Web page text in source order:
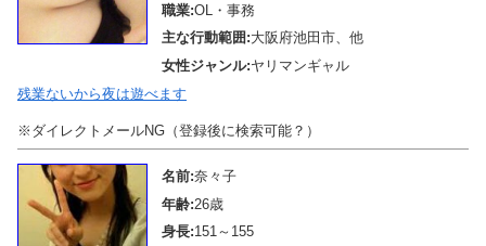
職業:OL・事務
主な行動範囲:大阪府池田市、他
女性ジャンル:ヤリマンギャル
残業ないから夜は遊べます
※ダイレクトメールNG（登録後に検索可能？）
名前:奈々子
年齢:26歳
身長:151～155